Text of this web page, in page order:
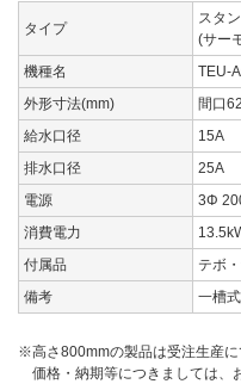
タイプ
スタ
(サー
機種名
TEU-
外形寸法(mm)
間口
給水口径
15A
排水口径
25A
電源
3Φ
消費電力
付属品
テボ
備考
一槽
※高さ800mmの製品は受注生産に
価格・納期等につきましては、